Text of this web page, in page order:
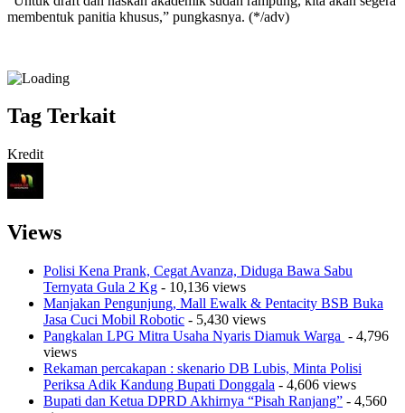
membentuk panitia khusus,” pungkasnya. (*/adv)
Tag Terkait
Kredit
Views
Polisi Kena Prank, Cegat Avanza, Diduga Bawa Sabu
Ternyata Gula 2 Kg - 10,136 views
Manjakan Pengunjung, Mall Ewalk & Pentacity BSB Buka
Jasa Cuci Mobil Robotic - 5,430 views
Pangkalan LPG Mitra Usaha Nyaris Diamuk Warga - 4,796
views
Rekaman percakapan : skenario DB Lubis, Minta Polisi
Periksa Adik Kandung Bupati Donggala - 4,606 views
Bupati dan Ketua DPRD Akhirnya “Pisah Ranjang” - 4,560